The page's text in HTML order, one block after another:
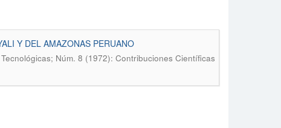
Y DEL AMAZONAS PERUANO
Núm. 8 (1972): Contribuciones Científicas